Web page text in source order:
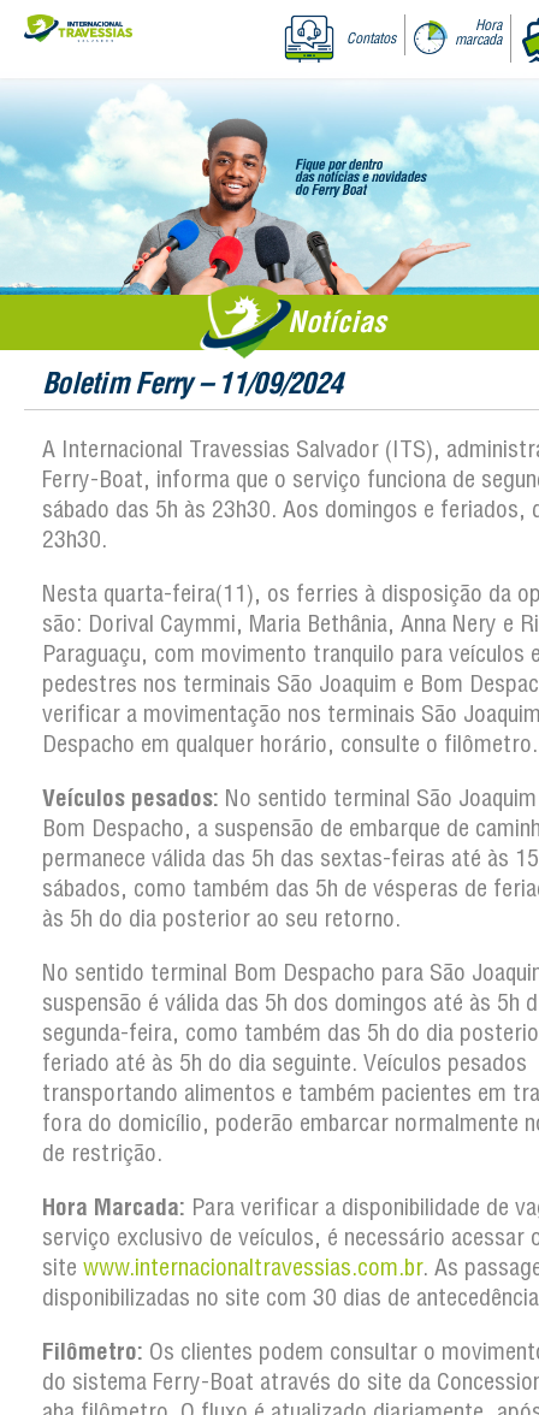
Contatos
Hora
marcada
Notícias
Boletim Ferry – 11/09/2024
A Internacional Travessias Salvador (ITS),
Ferry-Boat, informa que o serviço funciona de
sábado das 5h às 23h30. Aos domingos e feriados,
23h30.
Nesta quarta-feira(11), os ferries à disposição da
são: Dorival Caymmi, Maria Bethânia, Anna Nery e
Paraguaçu, com movimento tranquilo para veículos
pedestres nos terminais São Joaquim e Bom
verificar a movimentação nos terminais São
Despacho em qualquer horário, consulte o filômetro.
Veículos pesados: No sentido terminal São
Bom Despacho, a suspensão de embarque de
permanece válida das 5h das sextas-feiras até às
sábados, como também das 5h de vésperas de
às 5h do dia posterior ao seu retorno.
No sentido terminal Bom Despacho para São
suspensão é válida das 5h dos domingos até às 5h
segunda-feira, como também das 5h do dia
feriado até às 5h do dia seguinte. Veículos pesados
transportando alimentos e também pacientes em
fora do domicílio, poderão embarcar normalmente
de restrição.
Hora Marcada: Para verificar a disponibilidade de
serviço exclusivo de veículos, é necessário acessar
site www.internacionaltravessias.com.br. As
disponibilizadas no site com 30 dias de
Filômetro: Os clientes podem consultar o
do sistema Ferry-Boat através do site da